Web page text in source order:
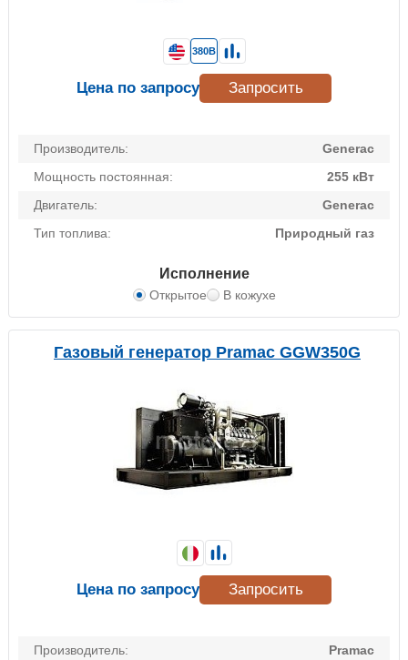
Производитель:
Generac
Мощность постоянная:
255 кВт
Двигатель:
Generac
Тип топлива:
Природный газ
Исполнение
Открытое В кожухе
380В
Цена по запросу Запросить
Газовый генератор Pramac GGW350G
Производитель:
Pramac
Цена по запросу Запросить